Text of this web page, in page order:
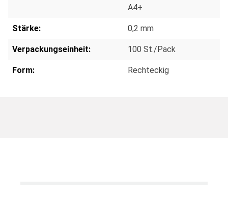
A4+
Stärke: 0,2 mm
Verpackungseinheit: 100 St./Pack
Form: Rechteckig